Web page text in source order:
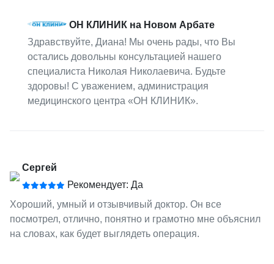
ОН КЛИНИК на Новом Арбате
Здравствуйте, Диана! Мы очень рады, что Вы
остались довольны консультацией нашего
специалиста Николая Николаевича. Будьте
здоровы! С уважением, администрация
медицинского центра «ОН КЛИНИК».
Сергей
Рекомендует: Да
Хороший, умный и отзывчивый доктор. Он все
посмотрел, отлично, понятно и грамотно мне объяснил
на словах, как будет выглядеть операция.